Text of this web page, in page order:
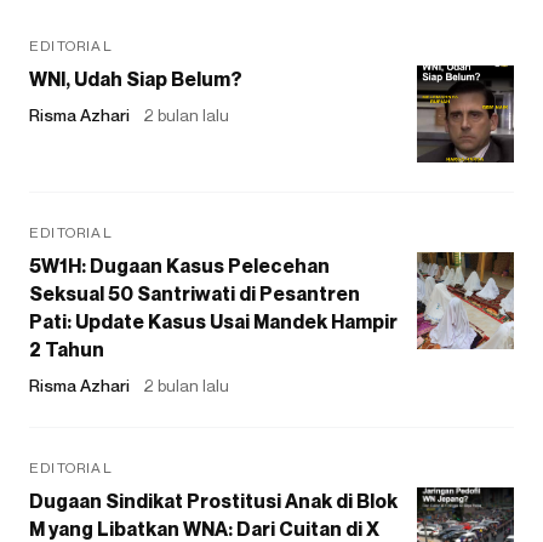
EDITORIAL
WNI, Udah Siap Belum?
Risma Azhari 2 bulan lalu
EDITORIAL
5W1H: Dugaan Kasus Pelecehan
Seksual 50 Santriwati di Pesantren
Pati: Update Kasus Usai Mandek Hampir
2 Tahun
Risma Azhari 2 bulan lalu
EDITORIAL
Dugaan Sindikat Prostitusi Anak di Blok
M yang Libatkan WNA: Dari Cuitan di X